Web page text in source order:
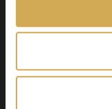
Svenska
klimatet. Vi